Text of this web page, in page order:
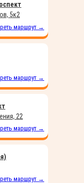
22
5к2
маршрут →
маршрут →
маршрут →
маршрут →